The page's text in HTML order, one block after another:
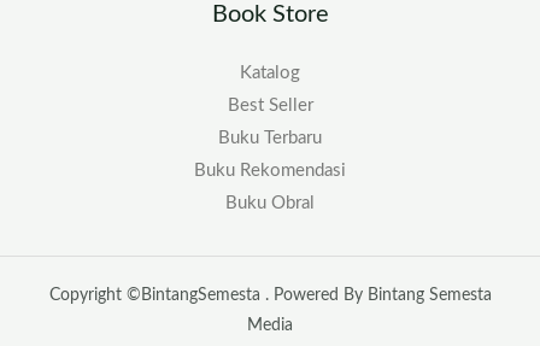
Book Store
Katalog
Best Seller
Buku Terbaru
Buku Rekomendasi
Buku Obral
Copyright ©BintangSemesta . Powered By Bintang Semesta
Media